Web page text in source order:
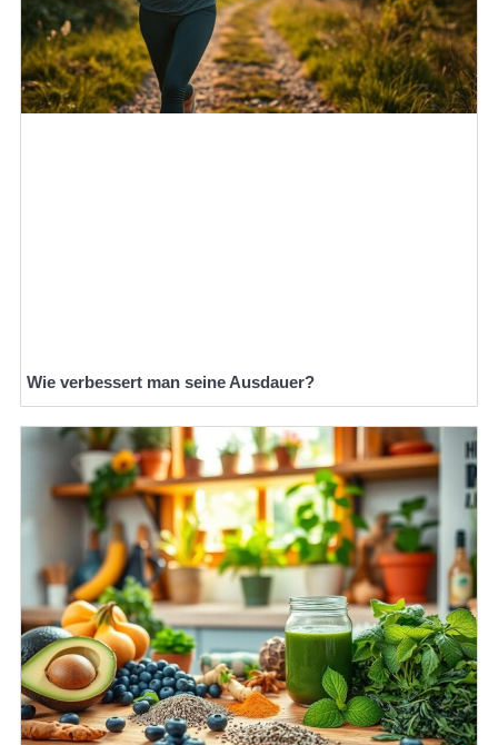
Wie verbessert man seine Ausdauer?